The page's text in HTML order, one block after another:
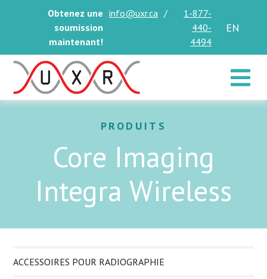
Obtenez une
soumission
maintenant!
info@uxr.ca /
1-877-
440-
4494
EN
Toggle
PRODUITS
Core Imaging
Integra Wireless
ACCESSOIRES POUR RADIOGRAPHIE